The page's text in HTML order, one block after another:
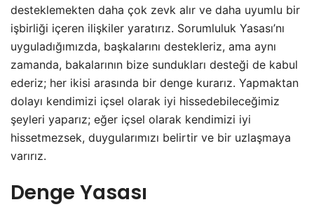
desteklemekten daha çok zevk alır ve daha uyumlu bir
işbirliği içeren ilişkiler yaratırız. Sorumluluk Yasası’nı
uyguladığımızda, başkalarını destekleriz, ama aynı
zamanda, bakalarının bize sundukları desteği de kabul
ederiz; her ikisi arasında bir denge kurarız. Yapmaktan
dolayı kendimizi içsel olarak iyi hissedebileceğimiz
şeyleri yaparız; eğer içsel olarak kendimizi iyi
hissetmezsek, duygularımızı belirtir ve bir uzlaşmaya
varırız.
Denge Yasası